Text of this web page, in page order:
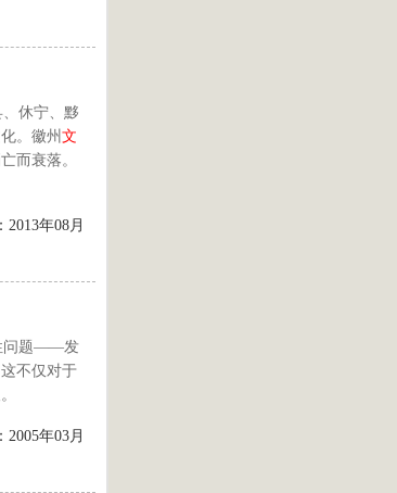
休宁、黟
。徽州 文
而衰落。
2013年08月
问题——发
不仅对于
2005年03月